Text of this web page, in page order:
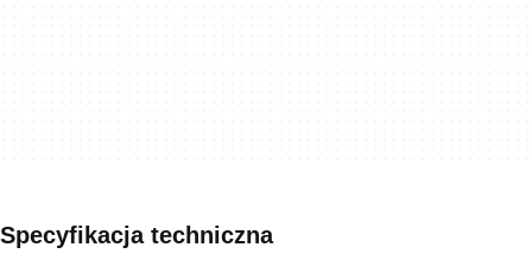
Specyfikacja techniczna